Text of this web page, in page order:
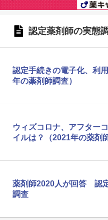
認定薬剤師の実態
認定手続きの電子化、利
年の薬剤師調査）
ウィズコロナ、アフター
イルは？（2021年の薬剤
薬剤師2020人が回答 認
調査